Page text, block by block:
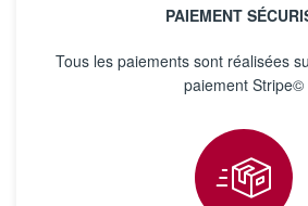
PAIEMENT
Tous les paiements sont réalisées
paiement Stripe©